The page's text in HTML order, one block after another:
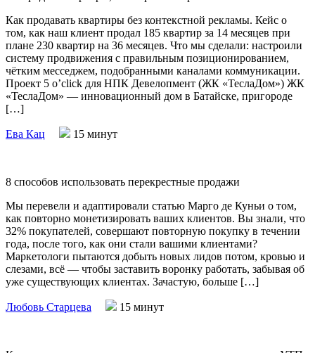
Как продавать квартиры без контекстной рекламы. Кейс о
том, как наш клиент продал 185 квартир за 14 месяцев при
плане 230 квартир на 36 месяцев. Что мы сделали: настроили
систему продвижения с правильным позиционированием,
чётким месседжем, подобранными каналами коммуникации.
Проект 5 o’click для НПК Девелопмент (ЖК «ТеслаДом») ЖК
«ТеслаДом» — инновационный дом в Батайске, пригороде
[…]
Ева Кац 15 минут
8 способов использовать перекрестные продажи
Мы перевели и адаптировали статью Марго де Куньи о том,
как повторно монетизировать ваших клиентов. Вы знали, что
32% покупателей, совершают повторную покупку в течении
года, после того, как они стали вашими клиентами?
Маркетологи пытаются добыть новых лидов потом, кровью и
слезами, всё — чтобы заставить воронку работать, забывая об
уже существующих клиентах. Зачастую, больше […]
Любовь Старцева 15 минут